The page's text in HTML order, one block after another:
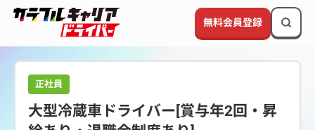
無料会員登録
正社員
大型冷蔵車ドライバー[賞与年2回・昇